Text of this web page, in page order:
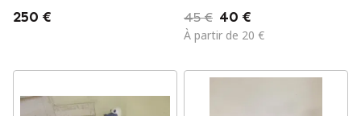
250 €
gâteau cobalt à
large base
45 € 40 €
À partir de 20 €